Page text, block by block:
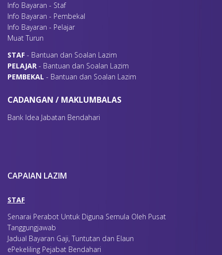
Info Bayaran - Staf
Info Bayaran - Pembekal
Info Bayaran - Pelajar
Muat Turun
STAF - Bantuan dan Soalan Lazim
PELAJAR - Bantuan dan Soalan Lazim
PEMBEKAL - Bantuan dan Soalan Lazim
CADANGAN / MAKLUMBALAS
Bank Idea Jabatan Bendahari
CAPAIAN LAZIM
STAF
Senarai Perabot Untuk Diguna Semula Oleh Pusat
Tanggungjawab
Jadual Bayaran Gaji, Tuntutan dan Elaun
ePekeliling Pejabat Bendahari